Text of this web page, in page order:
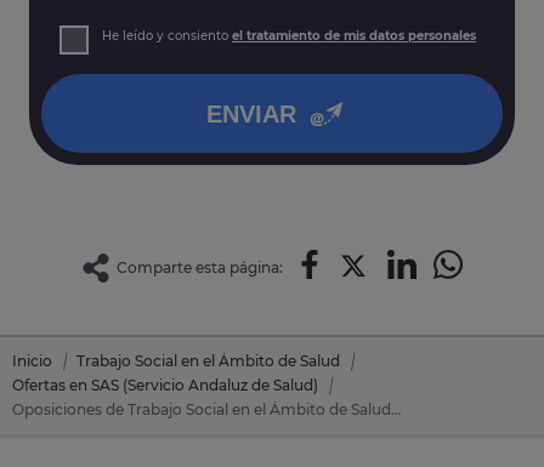
Derechos: Puede acceder, rectificar y suprimir sus datos,
así como otros derechos tal y como se explica en nuestra
He leído y consiento el tratamiento de mis datos personales
ENVIAR
Comparte esta página:
Inicio
Trabajo Social en el Ámbito de Salud
Ofertas en SAS (Servicio Andaluz de Salud)
Oposiciones de Trabajo Social en el Ámbito de Salud en SAS (Servicio Andaluz de Salud)